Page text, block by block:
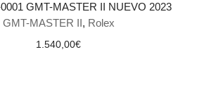
GMT-MASTER II NUEVO 2023
GMT-MASTER II, Rolex
1.540,00€